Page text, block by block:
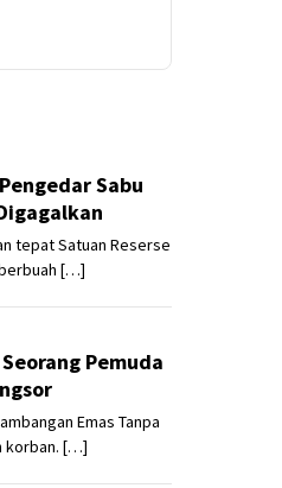
Sabu
tepat Satuan Reserse
[…]
Pemuda
Emas Tanpa
korban. […]